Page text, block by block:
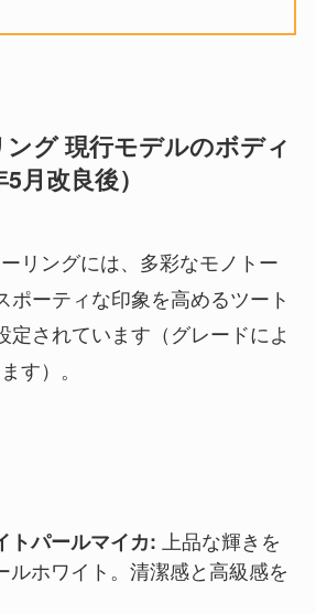
グ 現行モデルのボディ
月改良後）
リングには、多彩なモノトー
ポーティな印象を高めるツート
定されています（グレードによ
す）。
トパールマイカ: 上品な輝きを
ルホワイト。清潔感と高級感を